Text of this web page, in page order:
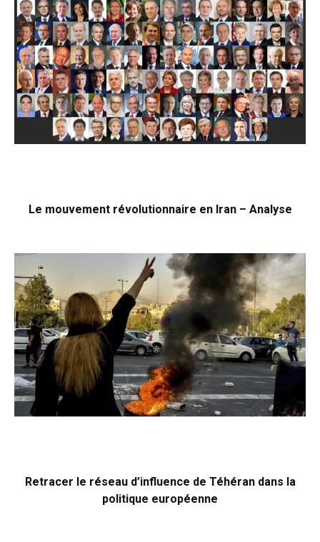
Le mouvement révolutionnaire en Iran – Analyse
Retracer le réseau d’influence de Téhéran dans la
politique européenne